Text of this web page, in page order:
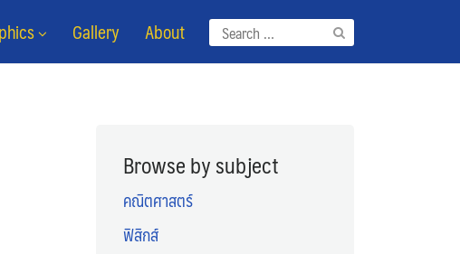
Search
for:
Gallery About
Browse by subject
คณิตศาสตร์
ฟิสิกส์